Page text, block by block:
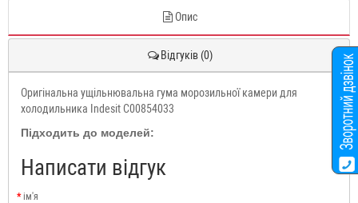
Опис
Відгуків (0)
Оригінальна ущільнювальна гума морозильної камери для
холодильника Indesit C00854033
Підходить до моделей:
Написати відгук
ім'я